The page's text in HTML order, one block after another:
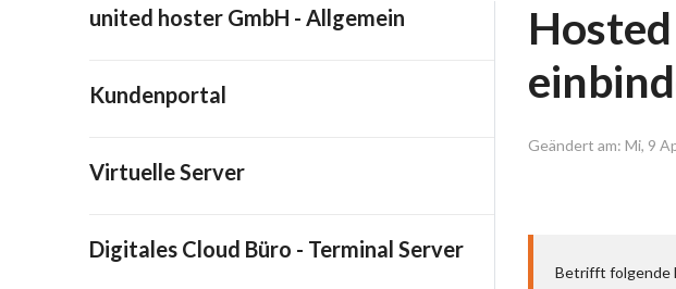
united hoster GmbH - Allgemein
Kundenportal
Virtuelle Server
Digitales Cloud Büro - Terminal Server
Geändert am: Mi, 9
Betrifft folgende